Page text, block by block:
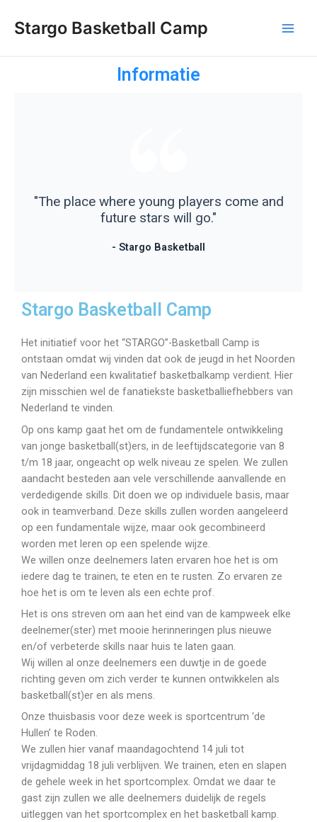
Stargo Basketball Camp
Informatie
"The place where young players come and
future stars will go."
- Stargo Basketball
Stargo Basketball Camp
Het initiatief voor het “STARGO”-Basketball Camp is
ontstaan omdat wij vinden dat ook de jeugd in het Noorden
van Nederland een kwalitatief basketbalkamp verdient. Hier
zijn misschien wel de fanatiekste basketballiefhebbers van
Nederland te vinden.
Op ons kamp gaat het om de fundamentele ontwikkeling
van jonge basketball(st)ers, in de leeftijdscategorie van 8
t/m 18 jaar, ongeacht op welk niveau ze spelen. We zullen
aandacht besteden aan vele verschillende aanvallende en
verdedigende skills. Dit doen we op individuele basis, maar
ook in teamverband. Deze skills zullen worden aangeleerd
op een fundamentale wijze, maar ook gecombineerd
worden met leren op een spelende wijze.
We willen onze deelnemers laten ervaren hoe het is om
iedere dag te trainen, te eten en te rusten. Zo ervaren ze
hoe het is om te leven als een echte prof.
Het is ons streven om aan het eind van de kampweek elke
deelnemer(ster) met mooie herinneringen plus nieuwe
en/of verbeterde skills naar huis te laten gaan.
Wij willen al onze deelnemers een duwtje in de goede
richting geven om zich verder te kunnen ontwikkelen als
basketball(st)er en als mens.
Onze thuisbasis voor deze week is sportcentrum ‘de
Hullen’ te Roden.
We zullen hier vanaf maandagochtend 14 juli tot
vrijdagmiddag 18 juli verblijven. We trainen, eten en slapen
de gehele week in het sportcomplex. Omdat we daar te
gast zijn zullen we alle deelnemers duidelijk de regels
uitleggen van het sportcomplex en het basketball kamp.